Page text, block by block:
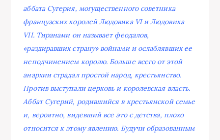
аббата Сугерия, могущественного советника
французских королей Людовика VI и Людовика
VII. Тиранами он называет феодалов,
«раздиравших страну» войнами и ослаблявших ее
неподчинением королю. Больше всего от этой
анархии страдал простой народ, крестьянство.
Против выступали церковь и королевская власть.
Аббат Сугерий, родившийся в крестьянской семье
и, вероятно, видевший все это с детства, плохо
относится к этому явлению. Будучи образованным